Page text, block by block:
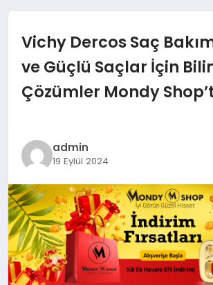
MAGAZIN
YAŞAM
DÜNYA
SAĞLIK
EĞITIM
Vichy Dercos Saç
ve Güçlü Saçlar İçin
Çözümler Mondy
admin
19 Eylül 2024